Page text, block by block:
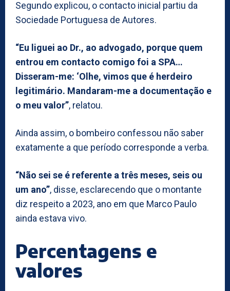
Segundo explicou, o contacto inicial partiu da
Sociedade Portuguesa de Autores.
“Eu liguei ao Dr., ao advogado, porque quem
entrou em contacto comigo foi a SPA…
Disseram-me: ‘Olhe, vimos que é herdeiro
legitimário. Mandaram-me a documentação e
o meu valor”, relatou.
Ainda assim, o bombeiro confessou não saber
exatamente a que período corresponde a verba.
“Não sei se é referente a três meses, seis ou
um ano”, disse, esclarecendo que o montante
diz respeito a 2023, ano em que Marco Paulo
ainda estava vivo.
Percentagens e
valores